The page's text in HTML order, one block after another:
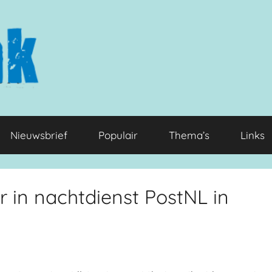
Nieuwsbrief Populair Thema’s Links
in nachtdienst PostNL in